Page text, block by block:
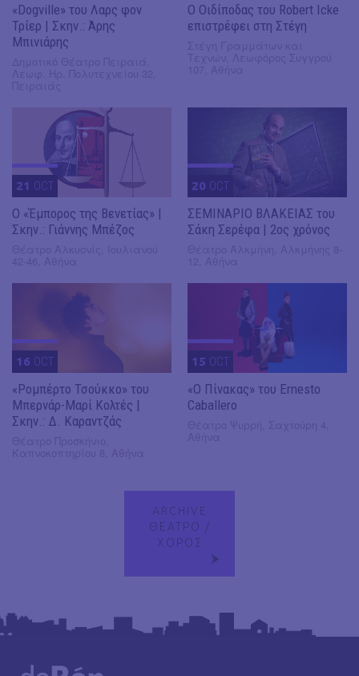
«Dogville» του Λαρς φον
Τρίερ | Σκην.: Άρης
Μπινιάρης
O Οιδίποδας του Robert Icke
επιστρέφει στη Στέγη
21 OCT
Ο «Έμπορος της Βενετίας» |
Σκην.: Γιάννης Μπέζος
20 OCT
ΣΕΜΙΝΑΡΙΟ ΒΛΑΚΕΙΑΣ του
Σάκη Σερέφα | 2ος χρόνος
16 OCT
«Ρομπέρτο Τσούκκο» του
Μπερνάρ-Μαρί Κολτές |
Σκην.: Δ. Καραντζάς
15 OCT
«Ο Πίνακας» του Ernesto
Caballero
ARCHIVE
ΘΕΑΤΡΟ /
ΧΟΡΟΣ